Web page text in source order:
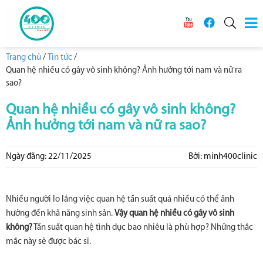
Trang chủ / Tin tức /
Quan hệ nhiều có gây vô sinh không? Ảnh hưởng tới nam và nữ ra
sao?
Quan hệ nhiều có gây vô sinh không?
Ảnh hưởng tới nam và nữ ra sao?
Ngày đăng: 22/11/2025 Bởi: minh400clinic
Nhiều người lo lắng việc quan hệ tần suất quá nhiều có thể ảnh
hưởng đến khả năng sinh sản. Vậy quan hệ nhiều có gây vô sinh
không? Tần suất quan hệ tình dục bao nhiêu là phù hợp? Những thắc
mắc này sẽ được bác sĩ.